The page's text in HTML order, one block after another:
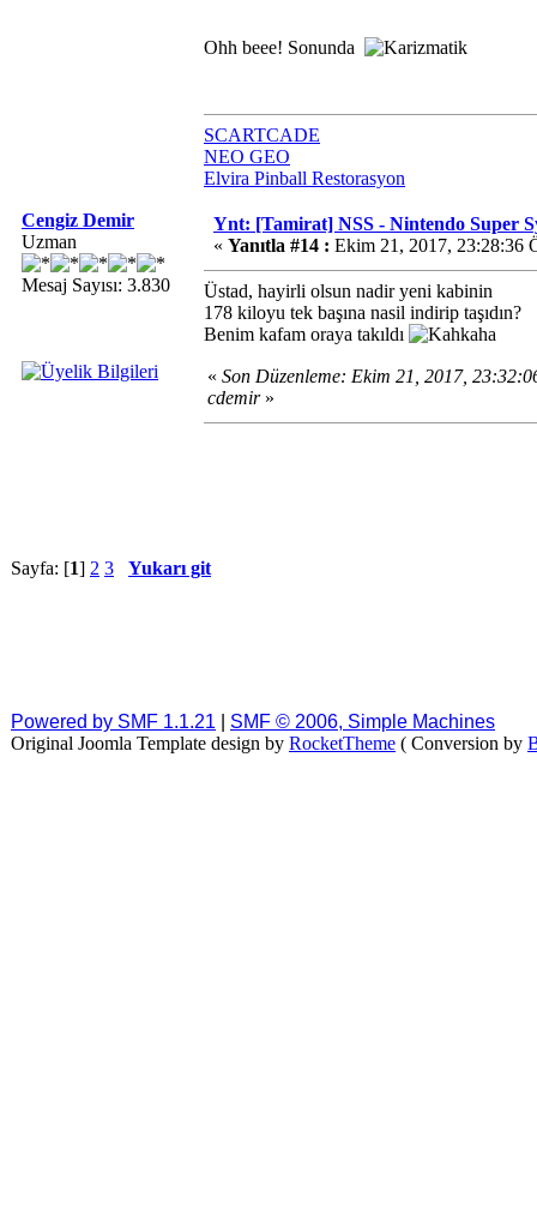
Ohh beee! Sonunda
SCARTCADE
NEO GEO
Elvira Pinball Restorasyon
Cengiz Demir
Uzman
Mesaj Sayısı: 3.830
Ynt: [Tamirat] NSS - Nintendo Super
« Yanıtla #14 : Ekim 21, 2017, 23:28:36
Üstad, hayirli olsun nadir yeni kabinin
178 kiloyu tek başına nasil indirip taşıdın?
Benim kafam oraya takıldı
« Son Düzenleme: Ekim 21, 2017,
cdemir»
Sayfa: [1] 2 3 Yukarı git
Powered by SMF 1.1.21
SMF © 2006, Simple Machines
Original Joomla Template design by RocketTheme ( Conversion by